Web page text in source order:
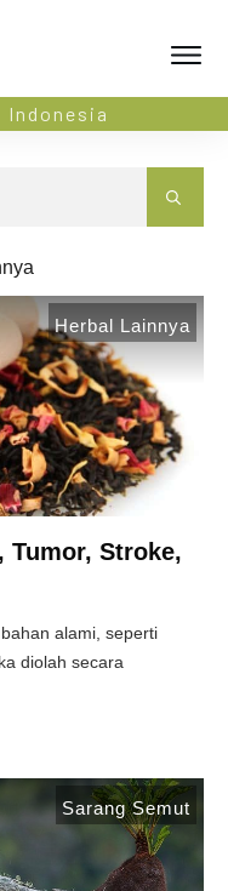
Indonesia
Herbal Lainnya
Tumor, Stroke,
alami, seperti
diolah secara
Sarang Semut